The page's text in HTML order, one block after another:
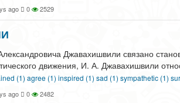
ago 0 2529
Джавахишвили связано
движения, И. А. Джавахишвили
(1) agree (1) inspired (1) sad (1) sympathetic (1)
ago 0 2482